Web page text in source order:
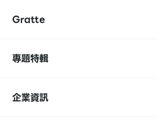
Gratte
專題特輯
企業資訊